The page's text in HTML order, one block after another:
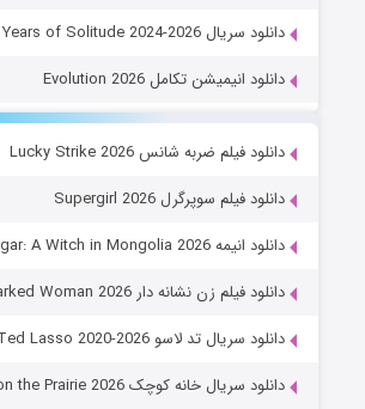
دانلود سریال One Hundred Years of Solitude 2024-2026
دانلود انیمیشن تکامل Evolution 2026
دانلود فیلم ضربه شانس Lucky Strike 2026
دانلود فیلم سوپرگرل Supergirl 2026
دانلود انیمه Jaadugar: A Witch in Mongolia 2026
دانلود فیلم زن نشانه دار The Marked Woman 2026
دانلود سریال تد لاسو Ted Lasso 2020-2026
دانلود سریال خانه کوچک Little House on the Prairie 2026